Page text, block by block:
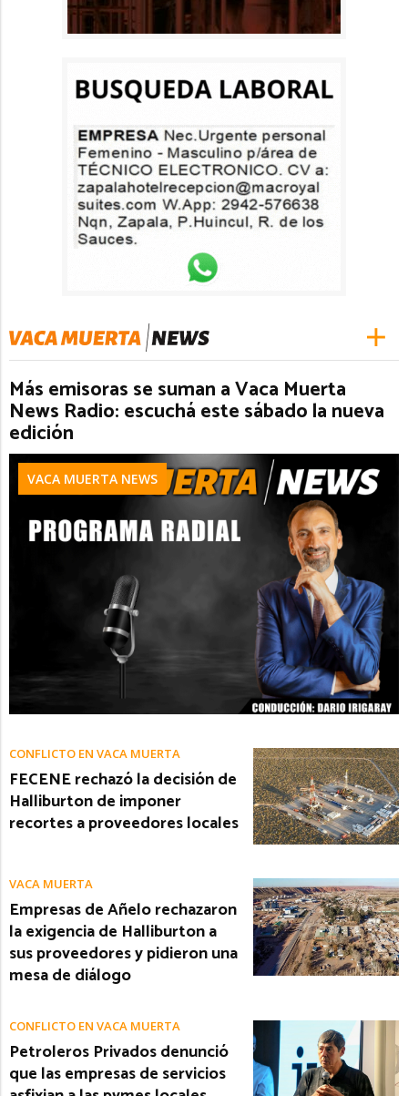
Más emisoras se suman a Vaca Muerta
News Radio: escuchá este sábado la nueva
edición
VACA MUERTA NEWS
CONFLICTO EN VACA MUERTA
FECENE rechazó la decisión de
Halliburton de imponer
recortes a proveedores locales
VACA MUERTA
Empresas de Añelo rechazaron
la exigencia de Halliburton a
sus proveedores y pidieron una
mesa de diálogo
CONFLICTO EN VACA MUERTA
Petroleros Privados denunció
que las empresas de servicios